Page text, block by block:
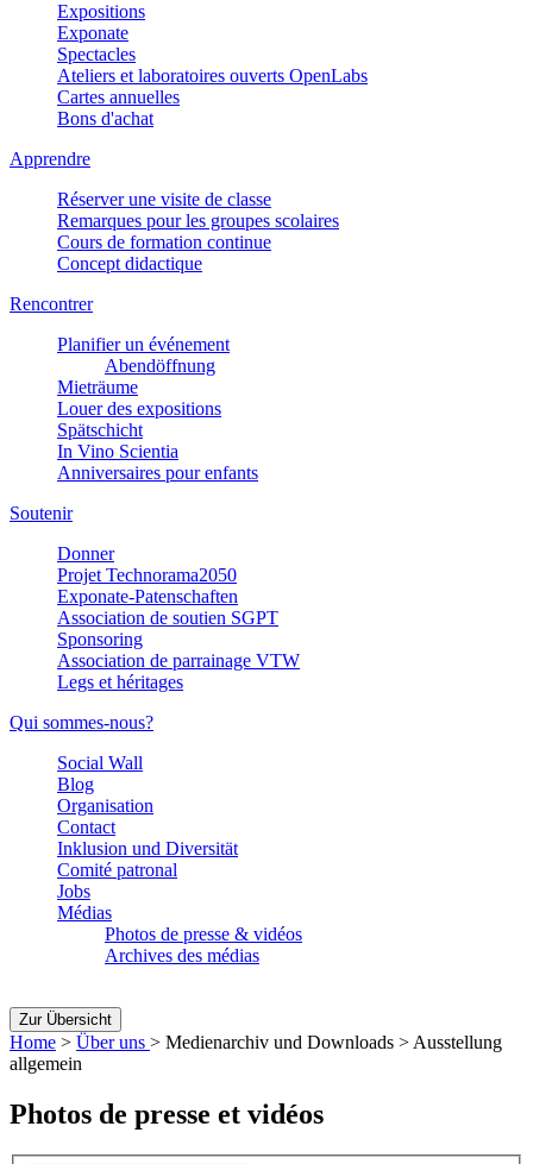
Expositions
Exponate
Spectacles
Ateliers et laboratoires ouverts OpenLabs
Cartes annuelles
Bons d'achat
Apprendre
Réserver une visite de classe
Remarques pour les groupes scolaires
Cours de formation continue
Concept didactique
Rencontrer
Planifier un événement
Abendöffnung
Mieträume
Louer des expositions
Spätschicht
In Vino Scientia
Anniversaires pour enfants
Soutenir
Donner
Projet Technorama2050
Exponate-Patenschaften
Association de soutien SGPT
Sponsoring
Association de parrainage VTW
Legs et héritages
Qui sommes-nous?
Social Wall
Blog
Organisation
Contact
Inklusion und Diversität
Comité patronal
Jobs
Médias
Photos de presse & vidéos
Archives des médias
Zur Übersicht
Home > Über uns > Medienarchiv und Downloads > Ausstellung
allgemein
Photos de presse et vidéos